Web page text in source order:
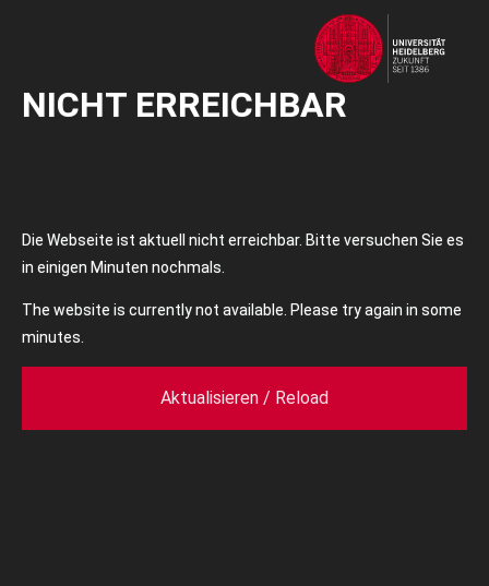
NICHT ERREICHBAR
Die Webseite ist aktuell nicht erreichbar. Bitte versuchen Sie es
in einigen Minuten nochmals.
The website is currently not available. Please try again in some
minutes.
Aktualisieren / Reload